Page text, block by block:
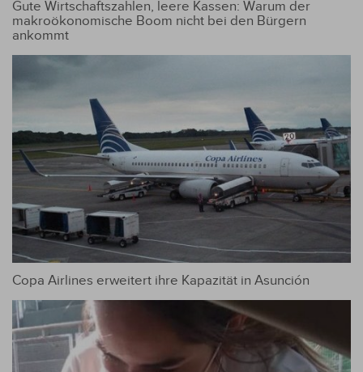
Gute Wirtschaftszahlen, leere Kassen: Warum der
makroökonomische Boom nicht bei den Bürgern
ankommt
Copa Airlines erweitert ihre Kapazität in Asunción